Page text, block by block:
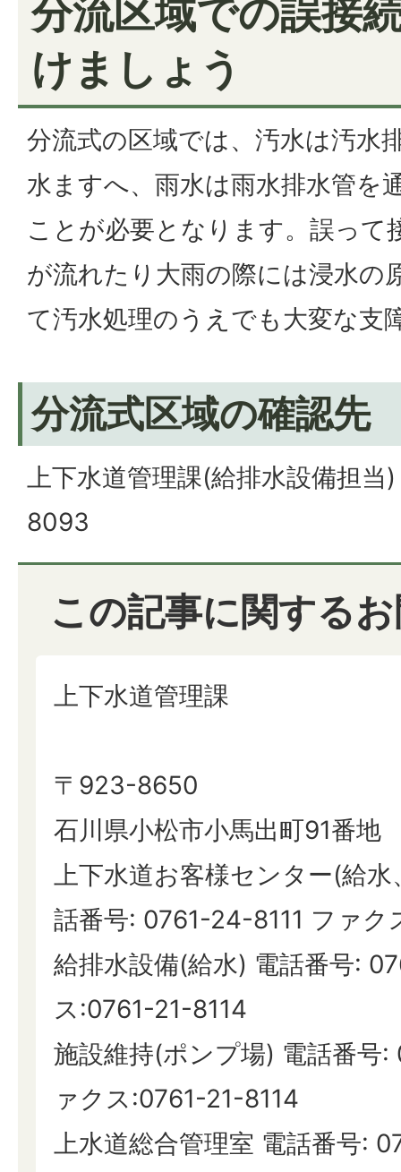
分流区域での誤接
けましょう
分流式の区域では、汚水は汚水
水ますへ、雨水は雨水排水管を
ことが必要となります。誤って
が流れたり大雨の際には浸水の
て汚水処理のうえでも大変な支
分流式区域の確認先
上下水道管理課(給排水設備担
8093
この記事に関する
上下水道管理課
〒923-8650
石川県小松市小馬出町91番地
上下水道お客様センター(給水
話番号: 0761-24-8111 ファク
給排水設備(給水) 電話番号:
ス:0761-21-8114
施設維持(ポンプ場) 電話番
ァクス:0761-21-8114
上水道総合管理室 電話番号: